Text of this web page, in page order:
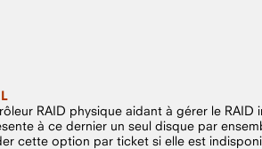
RAID physique aidant à gérer le RAID
à ce dernier un seul disque par
cette option par ticket si elle est